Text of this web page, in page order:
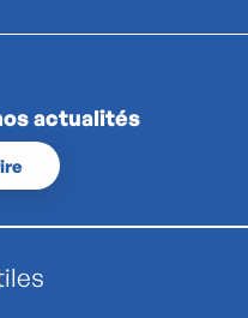
actualités